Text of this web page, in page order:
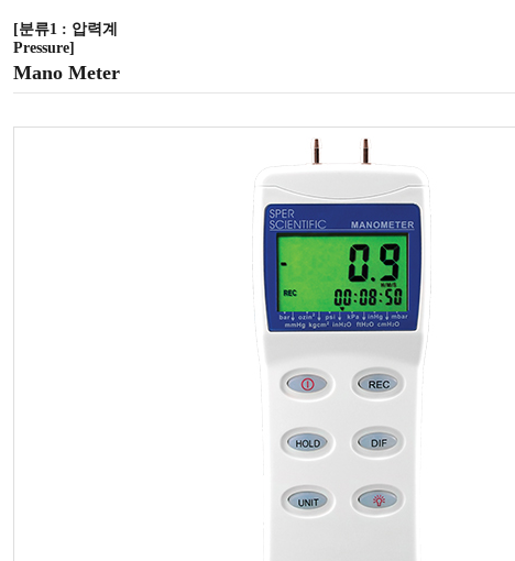
[분류1 : 압력계
Pressure]
Mano Meter